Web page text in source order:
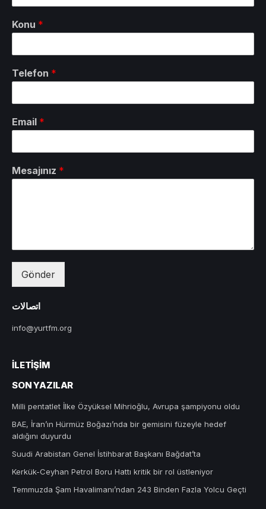
Konu *
Telefon *
Email *
Mesajınız *
Gönder
اتصالات
info@yurtfm.org
İLETIŞIM
SON YAZILAR
Milli pentatlet İlke Özyüksel Mihrioğlu, Avrupa şampiyonu oldu
BAE, İran’ın Hürmüz Boğazı’nda bir gemisini füzeyle hedef
aldığını duyurdu
Suudi Arabistan Genel İstihbarat Başkanı Bağdat’ta
Kerkük-Ceyhan Petrol Boru Hattı kritik bir rol üstleniyor
Temmuzda Şam Havalimanı’ndan 243 Binden Fazla Yolcu Geçti